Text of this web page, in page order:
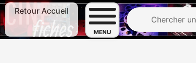
Retour Accueil
MENU
Chercher un